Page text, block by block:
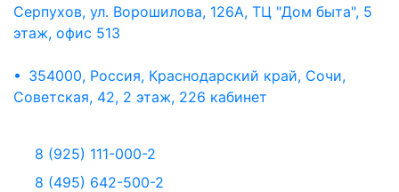
Серпухов, ул. Ворошилова, 126А, ТЦ "Дом быта", 5
этаж, офис 513
• 354000, Россия, Краснодарский край, Сочи,
Советская, 42, 2 этаж, 226 кабинет
8 (925) 111-000-2
8 (495) 642-500-2